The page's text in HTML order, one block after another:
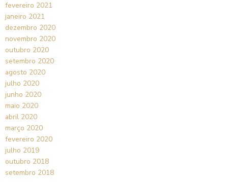
fevereiro 2021
janeiro 2021
dezembro 2020
novembro 2020
outubro 2020
setembro 2020
agosto 2020
julho 2020
junho 2020
maio 2020
abril 2020
março 2020
fevereiro 2020
julho 2019
outubro 2018
setembro 2018